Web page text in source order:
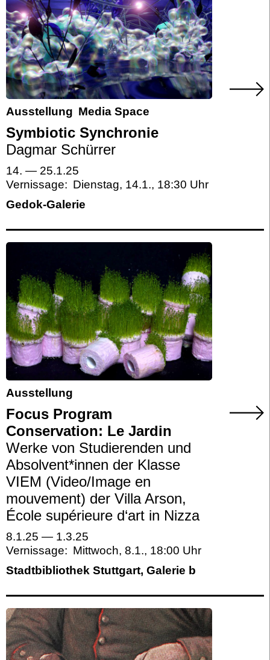
Ausstellung Media Space
Symbiotic Synchronie
Dagmar Schürrer
14. — 25.1.25
Vernissage: Dienstag, 14.1., 18:30
Gedok-Galerie
Ausstellung
Focus Program
Conservation: Le Jardin
Werke von Studierenden und
Absolvent*innen der Klasse
VIEM (Video/Image en
mouvement) der Villa Arson,
École supérieure d‘art in Nizza
8.1.25 — 1.3.25
Vernissage: Mittwoch, 8.1., 18:00
Stadtbibliothek Stuttgart, Galerie b